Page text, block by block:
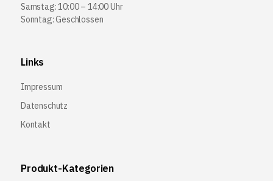
Samstag: 10:00 – 14:00 Uhr
Sonntag: Geschlossen
Links
Impressum
Datenschutz
Kontakt
Produkt-Kategorien